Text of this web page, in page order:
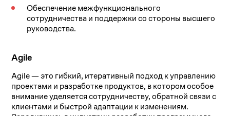
Обеспечение межфункционального
сотрудничества и поддержки со стороны высшего
руководства.
Agile
Agile — это гибкий, итеративный подход к управлению
проектами и разработке продуктов, в котором особое
внимание уделяется сотрудничеству, обратной связи с
клиентами и быстрой адаптации к изменениям.